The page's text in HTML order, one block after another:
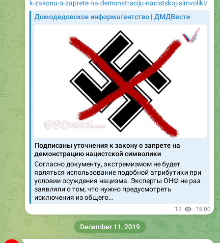
Подписаны уточнения к закону о запрете на
демонстрацию нацистской символики
Согласно документу, экстремизмом не будет
являться использование подобной атрибутики при
условии осуждения нацизма. Эксперты ОНФ не раз
заявляли о том, что нужно предусмотреть
исключения из общего…
ДМДВести | НОВОСТИ
ХЭШТЕГИ:#Dmdvesti,#ДомодедовскаяТаможня,
December 11, 2019